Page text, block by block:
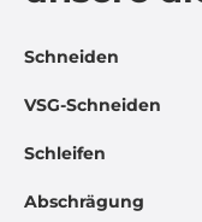
Schneiden
VSG-Schneiden
Schleifen
Abschrägung